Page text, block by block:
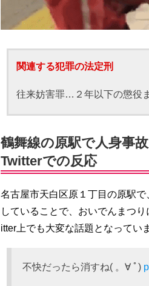
関連する犯罪の法定刑
往来妨害罪…２年以下の懲役
鶴舞線の原駅で人身事
Twitterでの反応
名古屋市天白区原１丁目の原駅
していることで、おいでんまつ
itter上でも大変な話題となってい
不快だったら消すね( 。∀ ﾟ)